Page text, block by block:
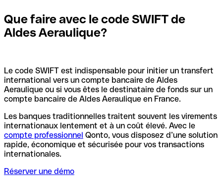
Que faire avec le code SWIFT de
Aldes Aeraulique?
Le code SWIFT est indispensable pour initier un transfert
international vers un compte bancaire de Aldes
Aeraulique ou si vous êtes le destinataire de fonds sur un
compte bancaire de Aldes Aeraulique en France.
Les banques traditionnelles traitent souvent les virements
internationaux lentement et à un coût élevé. Avec le
compte professionnel Qonto, vous disposez d’une solution
rapide, économique et sécurisée pour vos transactions
internationales.
Réserver une démo